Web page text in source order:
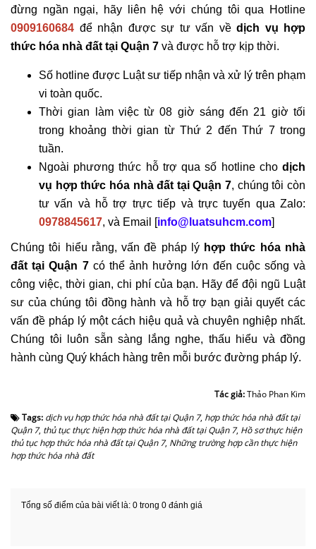
đừng ngần ngại, hãy liên hệ với chúng tôi qua Hotline
0909160684 để nhận được sự tư vấn về dịch vụ hợp
thức hóa nhà đất tại Quận 7 và được hỗ trợ kịp thời.
Số hotline được Luật sư tiếp nhận và xử lý trên phạm
vi toàn quốc.
Thời gian làm việc từ 08 giờ sáng đến 21 giờ tối
trong khoảng thời gian từ Thứ 2 đến Thứ 7 trong
tuần.
Ngoài phương thức hỗ trợ qua số hotline cho dịch
vụ hợp thức hóa nhà đất tại Quận 7, chúng tôi còn
tư vấn và hỗ trợ trực tiếp và trực tuyến qua Zalo:
0978845617, và Email [info@luatsuhcm.com]
Chúng tôi hiểu rằng, vấn đề pháp lý hợp thức hóa nhà
đất tại Quận 7có thể ảnh hưởng lớn đến cuộc sống và
công việc, thời gian, chi phí của bạn. Hãy để đội ngũ Luật
sư của chúng tôi đồng hành và hỗ trợ bạn giải quyết các
vấn đề pháp lý một cách hiệu quả và chuyên nghiệp nhất.
Chúng tôi luôn sẵn sàng lắng nghe, thấu hiểu và đồng
hành cùng Quý khách hàng trên mỗi bước đường pháp lý.
Tác giả:Thảo Phan Kim
Tags: dịch vụ hợp thức hóa nhà đất tại Quận 7, hợp thức hóa nhà đất tại
Quận 7, thủ tục thực hiện hợp thức hóa nhà đất tại Quận 7, Hồ sơ thực hiện
thủ tục hợp thức hóa nhà đất tại Quận 7, Những trường hợp cần thực hiện
hợp thức hóa nhà đất
Tổng số điểm của bài viết là: 0 trong 0 đánh giá